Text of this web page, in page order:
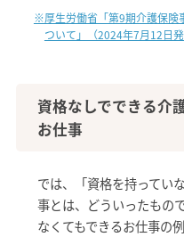
※厚生労働省「第9期介護保険
ついて」（2024年7月12日発
資格なしでできる介
お仕事
では、「資格を持ってい
事とは、どういったも
なくてもできるお仕事の